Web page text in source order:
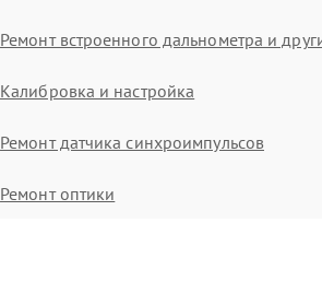
Ремонт встроенного дальнометра и
Калибровка и настройка
Ремонт датчика синхроимпульсов
Ремонт оптики